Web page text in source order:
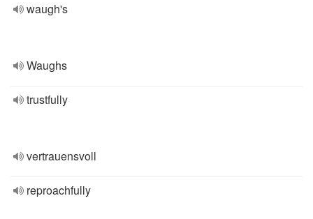
waugh's
Waughs
trustfully
vertrauensvoll
reproachfully